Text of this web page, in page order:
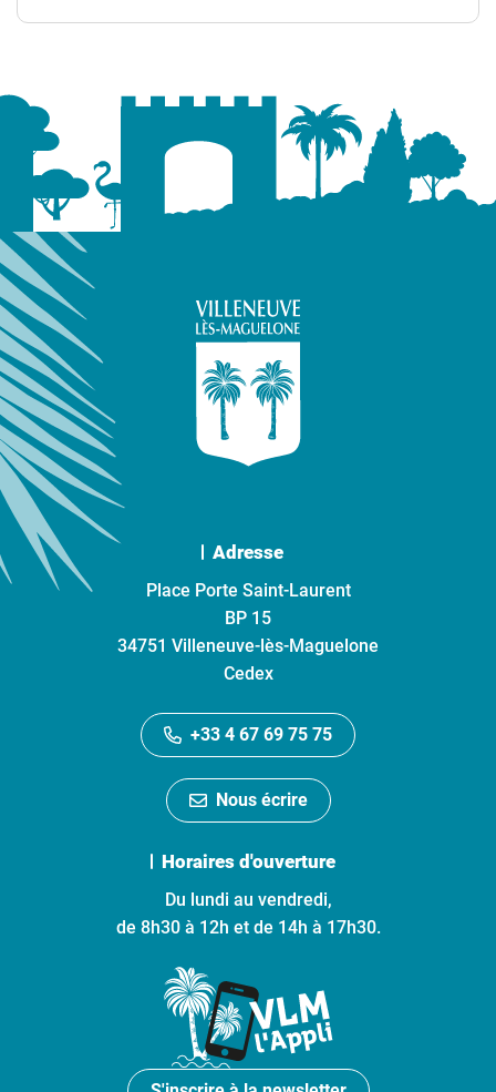
Adresse
Place Porte Saint-Laurent
BP 15
34751 Villeneuve-lès-Maguelone
Cedex
+33 4 67 69 75 75
Nous écrire
Horaires d'ouverture
Du lundi au vendredi,
de 8h30 à 12h et de 14h à 17h30.